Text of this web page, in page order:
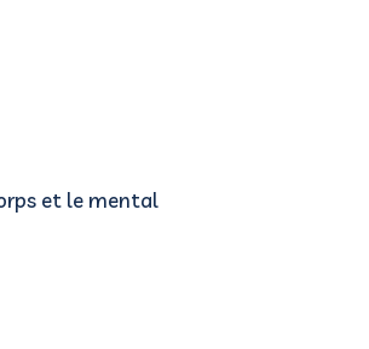
et le mental